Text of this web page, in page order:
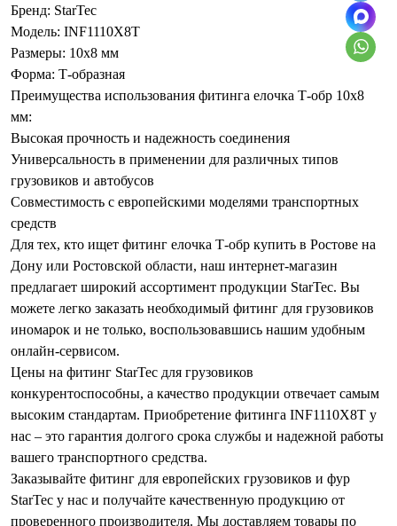
Бренд: StarTec
Модель: INF1110X8T
Размеры: 10х8 мм
Форма: Т-образная
Преимущества использования фитинга елочка Т-обр 10х8
мм:
Высокая прочность и надежность соединения
Универсальность в применении для различных типов
грузовиков и автобусов
Совместимость с европейскими моделями транспортных
средств
Для тех, кто ищет фитинг елочка Т-обр купить в Ростове на
Дону или Ростовской области, наш интернет-магазин
предлагает широкий ассортимент продукции StarTec. Вы
можете легко заказать необходимый фитинг для грузовиков
иномарок и не только, воспользовавшись нашим удобным
онлайн-сервисом.
Цены на фитинг StarTec для грузовиков
конкурентоспособны, а качество продукции отвечает самым
высоким стандартам. Приобретение фитинга INF1110X8T у
нас – это гарантия долгого срока службы и надежной работы
вашего транспортного средства.
Заказывайте фитинг для европейских грузовиков и фур
StarTec у нас и получайте качественную продукцию от
проверенного производителя. Мы доставляем товары по